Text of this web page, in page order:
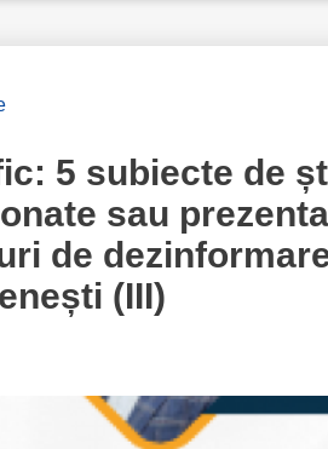
5 subiecte de
sau
de
(III)